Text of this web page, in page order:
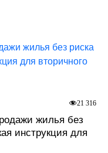
жилья без
инструкция для
21 316